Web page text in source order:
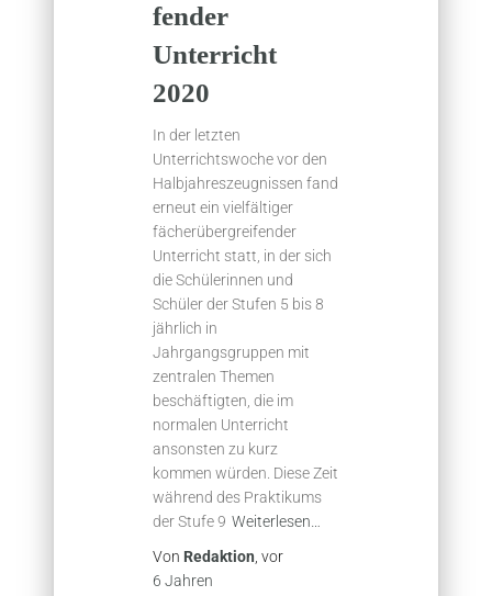
fender
Unterricht
2020
In der letzten
Unterrichtswoche vor den
Halbjahreszeugnissen fand
erneut ein vielfältiger
fächerübergreifender
Unterricht statt, in der sich
die Schülerinnen und
Schüler der Stufen 5 bis 8
jährlich in
Jahrgangsgruppen mit
zentralen Themen
beschäftigten, die im
normalen Unterricht
ansonsten zu kurz
kommen würden. Diese Zeit
während des Praktikums
der Stufe 9 Weiterlesen…
Von Redaktion, vor
6 Jahren